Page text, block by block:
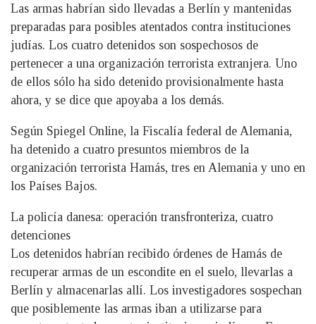
Las armas habrían sido llevadas a Berlín y mantenidas
preparadas para posibles atentados contra instituciones
judías. Los cuatro detenidos son sospechosos de
pertenecer a una organización terrorista extranjera. Uno
de ellos sólo ha sido detenido provisionalmente hasta
ahora, y se dice que apoyaba a los demás.
Según Spiegel Online, la Fiscalía federal de Alemania,
ha detenido a cuatro presuntos miembros de la
organización terrorista Hamás, tres en Alemania y uno en
los Países Bajos.
La policía danesa: operación transfronteriza, cuatro
detenciones
Los detenidos habrían recibido órdenes de Hamás de
recuperar armas de un escondite en el suelo, llevarlas a
Berlín y almacenarlas allí. Los investigadores sospechan
que posiblemente las armas iban a utilizarse para